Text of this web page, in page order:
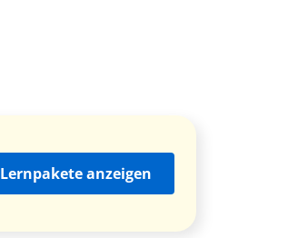
Lernpakete anzeigen